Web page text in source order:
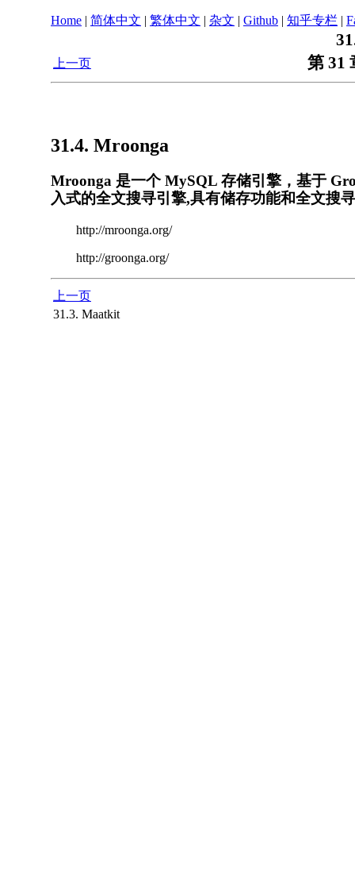
Home | 简体中文 | 繁体中文 | 杂文 | Github | 知乎专栏 |
上一页 第 31
31.4. Mroonga
Mroonga 是一个 MySQL 存储引擎，基于
入式的全文搜寻引擎,具有储存功能和全文搜
http://mroonga.org/
http://groonga.org/
上一页
31.3. Maatkit